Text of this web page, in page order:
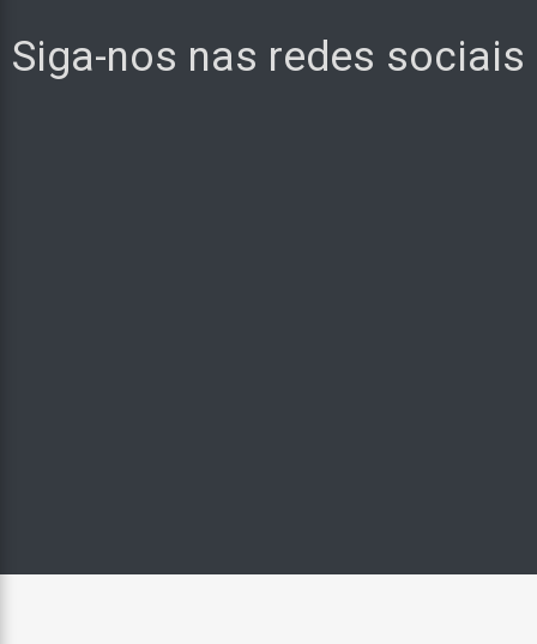
Siga-nos nas redes sociais